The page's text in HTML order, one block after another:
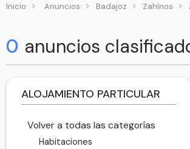
Inicio Anuncios Badajoz Zahínos
0 anuncios
ALOJAMIENTO PARTICULAR
Volver a todas las categorías
Habitaciones